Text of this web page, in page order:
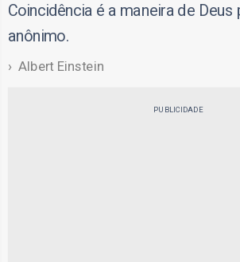
Coincidência é a maneira de Deus
anônimo.
Albert Einstein
PUBLICIDADE